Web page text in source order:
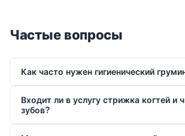
Частые вопросы
Как часто нужен гигиенический
Входит ли в услугу стрижка когтей и
зубов?